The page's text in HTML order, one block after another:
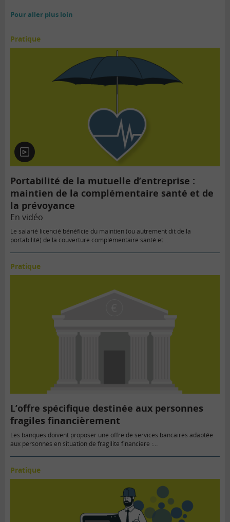
Pour aller plus loin
Pratique
En
vidéo
Portabilité de la mutuelle d’entreprise :
maintien de la complémentaire santé et de
la prévoyance
En vidéo
Le salarié licencié bénéficie du maintien (ou autrement dit de la
portabilité) de la couverture complémentaire santé et…
Pratique
L’offre spécifique destinée aux personnes
fragiles financièrement
Les banques doivent proposer une offre de services bancaires adaptée
aux personnes en situation de fragilité financière :…
Pratique